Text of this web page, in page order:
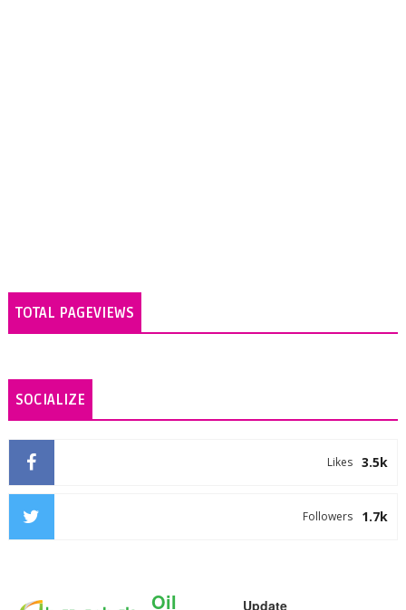
TOTAL PAGEVIEWS
SOCIALIZE
3.5k
Likes
1.7k
Followers